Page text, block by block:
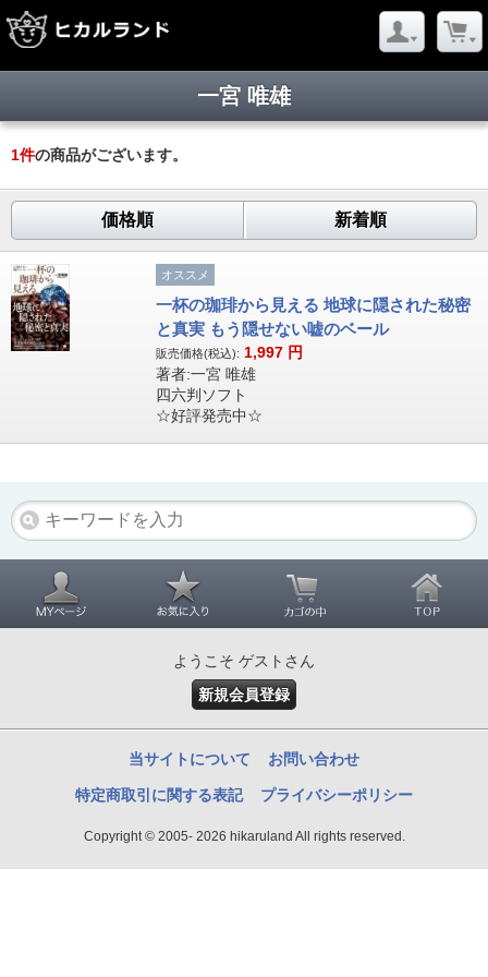
一宮 唯雄
1件の商品がございます。
価格順 新着順
オススメ
一杯の珈琲から見える 地球に隠された秘密
と真実 もう隠せない嘘のベール
販売価格(税込): 1,997 円
著者:一宮 唯雄
四六判ソフト
☆好評発売中☆
ようこそ ゲストさん
新規会員登録
当サイトについて お問い合わせ
特定商取引に関する表記 プライバシーポリシー
Copyright © 2005- 2026 hikaruland All rights reserved.